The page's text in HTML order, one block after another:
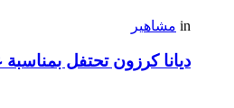
in مشاهير
ديانا كرزون تحتفل بمناسبة